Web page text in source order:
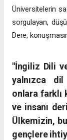
Üniversitelerin
sorgulayan,
Dere,
"İngiliz Dili
yalnızca
onlara farklı
ve insanı
Ülkemizin,
gençlere